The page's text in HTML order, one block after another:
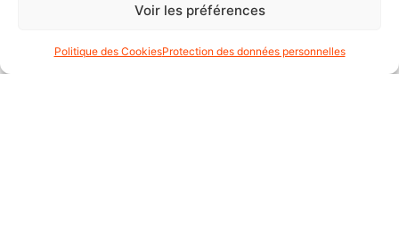
Voir les préférences
Politique des CookiesProtection des données personnelles
moto.axxe.geneve@gmail.com
Moto AXXE Genève